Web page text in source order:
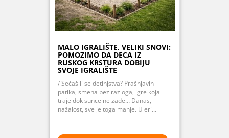
MALO IGRALIŠTE, VELIKI SNOVI:
POMOZIMO DA DECA IZ
RUSKOG KRSTURA DOBIJU
SVOJE IGRALIŠTE
/ Sećaš li se detinjstva? Prašnjavih
patika, smeha bez razloga, igre koja
traje dok sunce ne zađe… Danas,
nažalost, sve je toga manje. U eri...